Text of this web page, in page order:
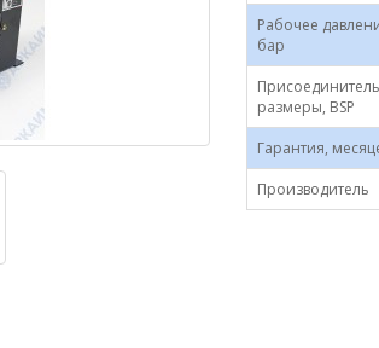
Рабочее
бар
размеры, BSP
Гарантия,
Производитель